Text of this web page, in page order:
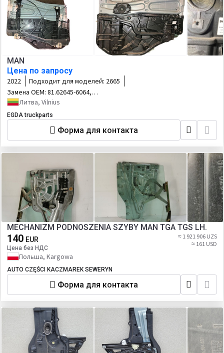
MAN
Цена по запросу
2022 Подходит для моделей: 2665
Замена OEM: 81.62645-6064,
81626456064
Литва, Vilnius
EGDA truckparts
Форма для контакта
MECHANIZM PODNOSZENIA SZYBY MAN TGA TGS LH.
140 EUR
Цена без НДС
≈ 1 921 906 UZS
≈ 161 USD
Польша, Kargowa
AUTO CZĘŚCI KACZMAREK SEWERYN
Форма для контакта